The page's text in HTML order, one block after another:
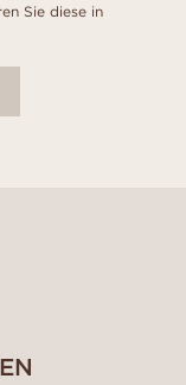
Sie diese in